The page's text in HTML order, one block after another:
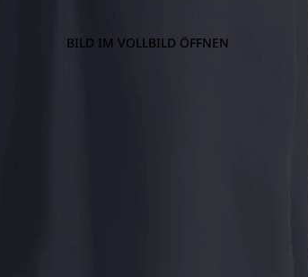
BILD IM VOLLBILD ÖFFNEN